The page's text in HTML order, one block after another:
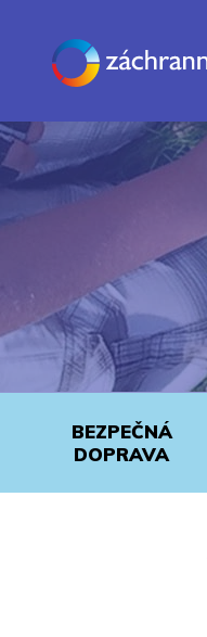
BEZPEČNÁ
DOPRAVA